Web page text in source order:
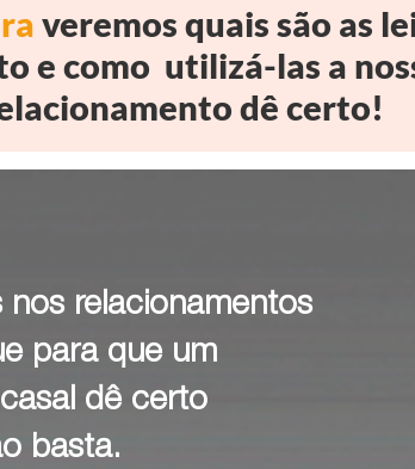
veremos quais são as
e como utilizá-las a
dê certo!
nos relacionamentos
para que um
dê certo
basta.